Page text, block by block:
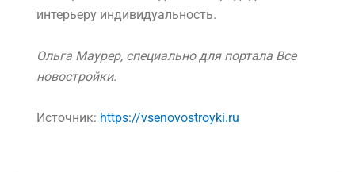
интерьеру индивидуальность.
Ольга Маурер, специально для портала Все
новостройки.
Источник: https://vsenovostroyki.ru